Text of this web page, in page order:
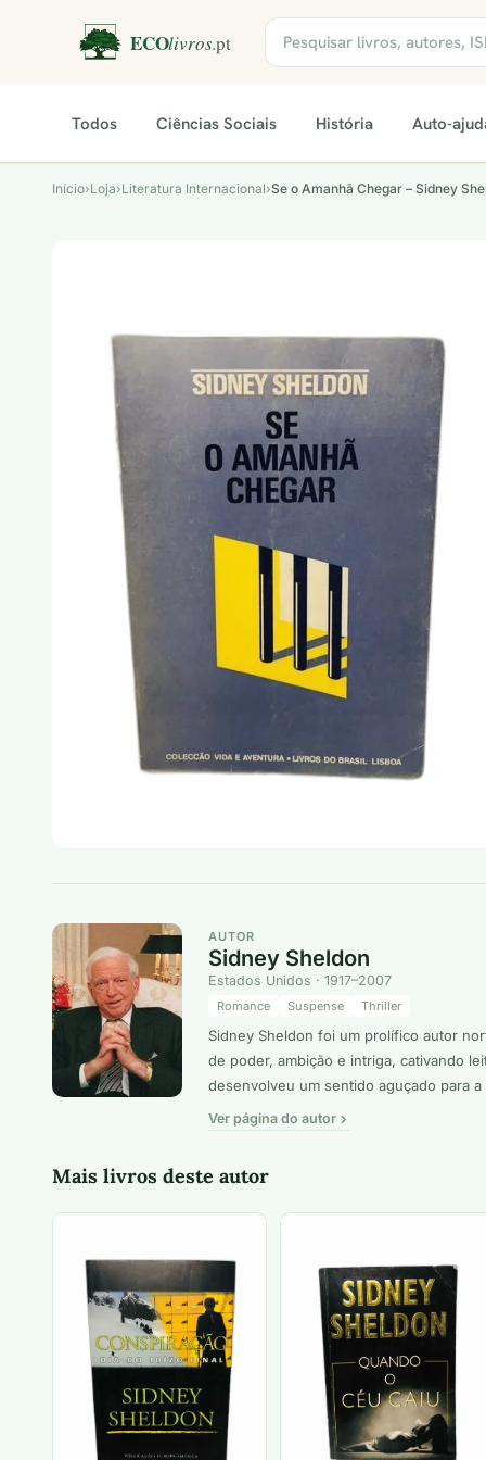
Todos Ciências Sociais História Auto-
Início›Loja›Literatura Internacional›Se o Amanhã Chegar – Sidney
AUTOR
Sidney Sheldon
Estados Unidos · 1917–2007
Romance Suspense Thriller
Sidney Sheldon foi um prolífico autor
de poder, ambição e intriga, cativando
desenvolveu um sentido aguçado para
Ver página do autor
Mais livros deste autor